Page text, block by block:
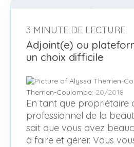
3 MINUTE DE LECTURE
Adjoint(e) ou
un choix difficile
Therrien-Coulombe: 20/2018
En tant que propriétaire
professionnel de la
sait que vous avez
à faire et gérer. Vous